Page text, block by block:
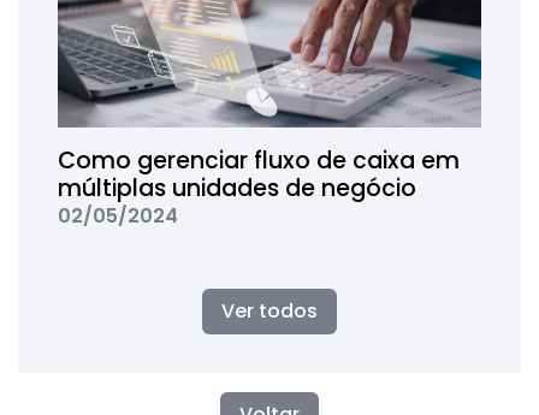
Como gerenciar fluxo de caixa em
múltiplas unidades de negócio
02/05/2024
Ver todos